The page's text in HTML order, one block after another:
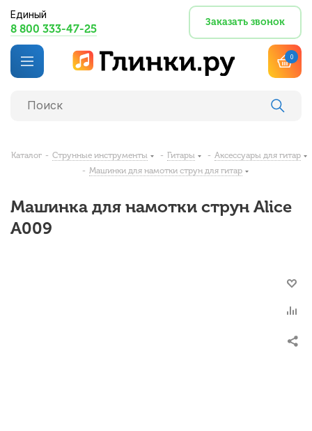
Единый
8 800 333-47-25
Заказать звонок
0
Каталог - Струнные инструменты - Гитары - Аксессуары для гитар
- Машинки для намотки струн для гитар
Машинка для намотки струн Alice
A009